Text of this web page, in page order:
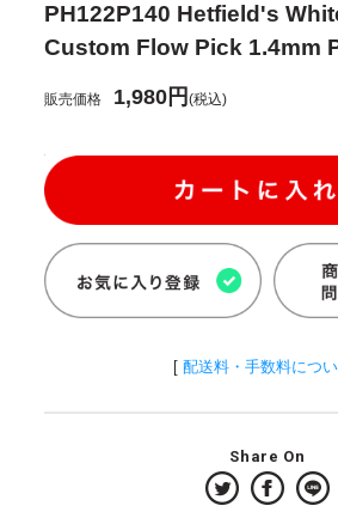
PH122P140 Hetfield's
Custom Flow Pick 1.4mm
販売価格 1,980円(税込)
[ 配送料・手数料につ
Share On